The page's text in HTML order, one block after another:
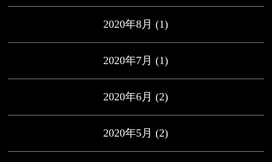
2020年8月 (1)
2020年7月 (1)
2020年6月 (2)
2020年5月 (2)